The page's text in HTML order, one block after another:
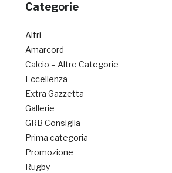
Categorie
Altri
Amarcord
Calcio – Altre Categorie
Eccellenza
Extra Gazzetta
Gallerie
GRB Consiglia
Prima categoria
Promozione
Rugby